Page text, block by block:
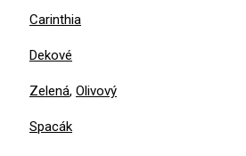
Carinthia
Dekové
Zelená, Olivový
Spacák